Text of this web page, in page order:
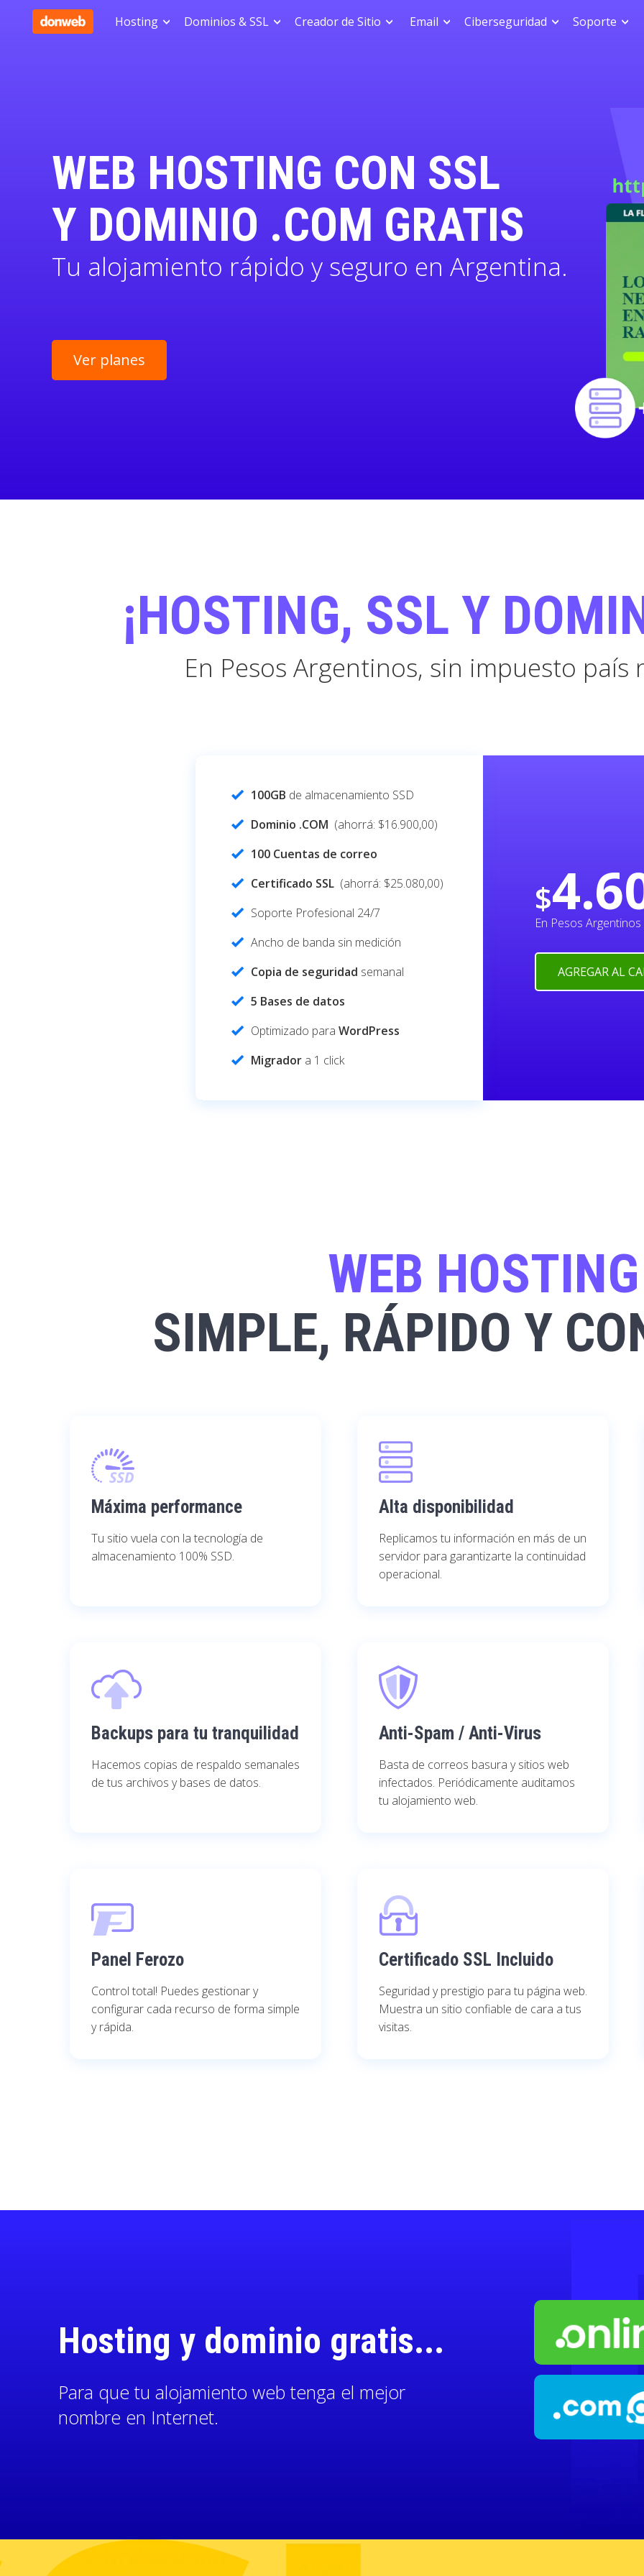
Hosting Dominios & SSL Creador de Sitio Email Ciberseguridad Soporte
WEB HOSTING CON SSL
Y DOMINIO .COM GRATIS
Tu alojamiento rápido y seguro en Argentina.
Ver planes
¡HOSTING, SSL Y
En Pesos Argentinos, sin impuesto país
100GB de almacenamiento SSD
Dominio .COM (ahorrá: $16.900,00)
100 Cuentas de correo
Certificado SSL (ahorrá: $25.080,00)
Soporte Profesional 24/7
Ancho de banda sin medición
Copia de seguridad semanal
5 Bases de datos
Optimizado para WordPress
Migrador a 1 click
$
En Pesos Argentinos
AGREGAR AL
WEB HOSTING
SIMPLE, RÁPIDO Y
Máxima performance
Tu sitio vuela con la tecnología de
almacenamiento 100% SSD.
Alta disponibilidad
Replicamos tu información en más de un
servidor para garantizarte la continuidad
operacional.
Backups para tu tranquilidad
Hacemos copias de respaldo semanales
de tus archivos y bases de datos.
Anti-Spam / Anti-Virus
Basta de correos basura y sitios web
infectados. Periódicamente auditamos
tu alojamiento web.
Panel Ferozo
Control total! Puedes gestionar y
configurar cada recurso de forma simple
y rápida.
Certificado SSL Incluido
Seguridad y prestigio para tu página web.
Muestra un sitio confiable de cara a tus
visitas.
Hosting y dominio gratis...
Para que tu alojamiento web tenga el mejor
nombre en Internet.